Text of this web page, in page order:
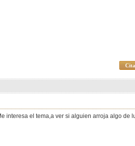
interesa el tema,a ver si alguien arroja algo de